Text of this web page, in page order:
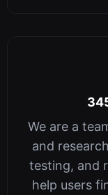
We are a
and
testing, and
help users